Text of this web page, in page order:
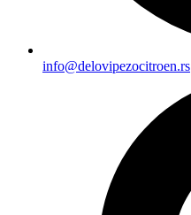
info@delovipezocitroen.rs